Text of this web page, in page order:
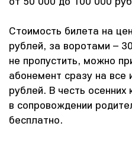
Стоимость билета на
рублей, за воротами –
не пропустить, можно
абонемент сразу на все
рублей. В честь осенних
в сопровождении
бесплатно.